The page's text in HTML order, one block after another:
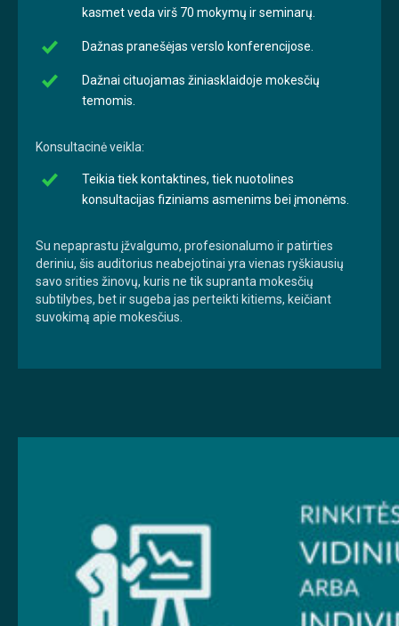
kasmet veda virš 70 mokymų ir seminarų.
Dažnas pranešėjas verslo konferencijose.
Dažnai cituojamas žiniasklaidoje mokesčių
temomis.
Konsultacinė veikla:
Teikia tiek kontaktines, tiek nuotolines
konsultacijas fiziniams asmenims bei įmonėms.
Su nepaprastu įžvalgumo, profesionalumo ir patirties
deriniu, šis auditorius neabejotinai yra vienas ryškiausių
savo srities žinovų, kuris ne tik supranta mokesčių
subtilybes, bet ir sugeba jas perteikti kitiems, keičiant
suvokimą apie mokesčius.